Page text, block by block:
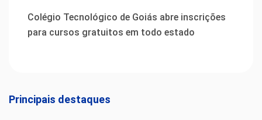
Colégio Tecnológico de Goiás abre inscrições
para cursos gratuitos em todo estado
Principais destaques